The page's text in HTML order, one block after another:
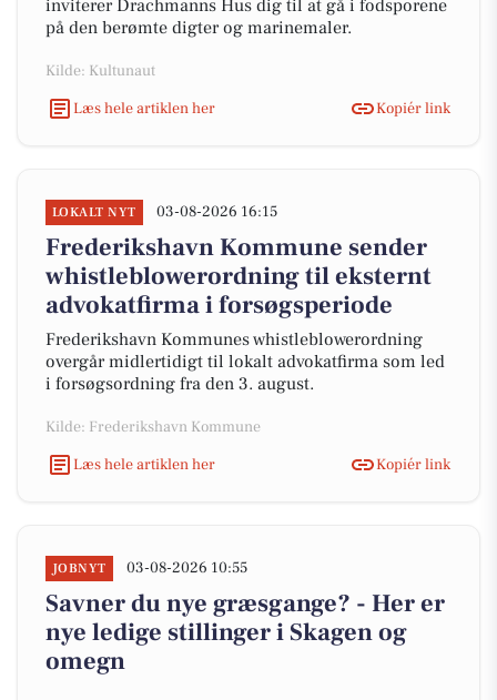
inviterer Drachmanns Hus dig til at gå i fodsporene
på den berømte digter og marinemaler.
Kilde: Kultunaut
Læs hele artiklen her
Kopiér link
LOKALT NYT 03-08-2026 16:15
Frederikshavn Kommune sender
whistleblowerordning til eksternt
advokatfirma i forsøgsperiode
Frederikshavn Kommunes whistleblowerordning
overgår midlertidigt til lokalt advokatfirma som led
i forsøgsordning fra den 3. august.
Kilde: Frederikshavn Kommune
Læs hele artiklen her
Kopiér link
JOBNYT 03-08-2026 10:55
Savner du nye græsgange? - Her er
nye ledige stillinger i Skagen og
omegn